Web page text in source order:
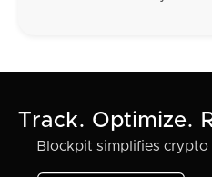
Track. Optimize.
Blockpit simplifies